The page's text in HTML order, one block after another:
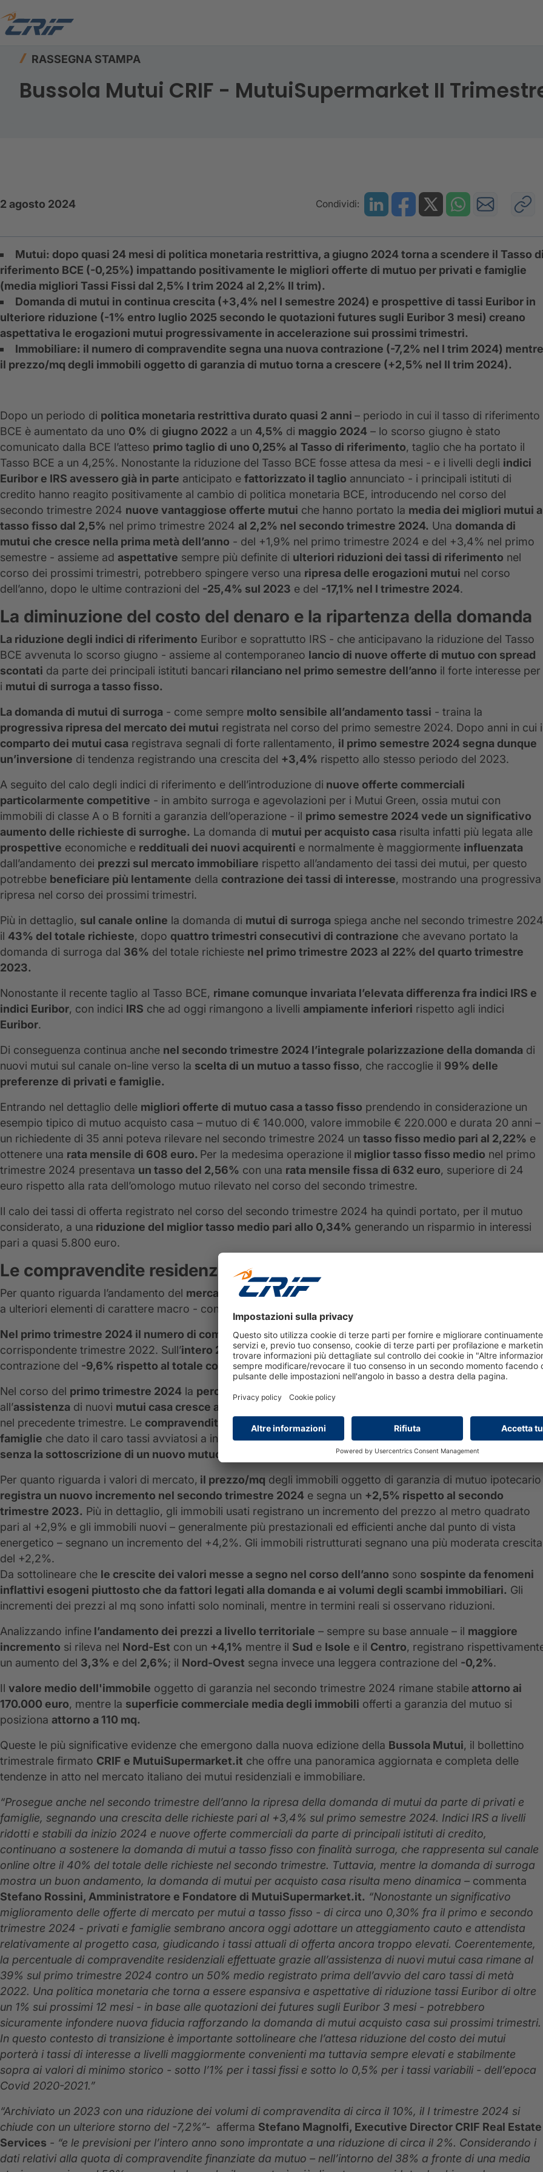
Home
RASSEGNA STAMPA
Bussola Mutui CRIF - MutuiSupermarket II
2 agosto 2024 Condividi:
Mutui: dopo quasi 24 mesi di politica monetaria restrittiva, a giugno 2024 torna a scendere il Tasso
riferimento BCE (-0,25%) impattando positivamente le migliori offerte di mutuo per privati e famiglie
(media migliori Tassi Fissi dal 2,5% I trim 2024 al 2,2% II trim).
Domanda di mutui in continua crescita (+3,4% nel I semestre 2024) e prospettive di tassi Euribor in
ulteriore riduzione (-1% entro luglio 2025 secondo le quotazioni futures sugli Euribor 3 mesi) creano
aspettativa le erogazioni mutui progressivamente in accelerazione sui prossimi trimestri.
Immobiliare: il numero di compravendite segna una nuova contrazione (-7,2% nel I trim 2024) mentre
il prezzo/mq degli immobili oggetto di garanzia di mutuo torna a crescere (+2,5% nel II trim 2024).
Dopo un periodo di politica monetaria restrittiva durato quasi 2 anni – periodo in cui il tasso di riferimento
BCE è aumentato da uno 0% di giugno 2022 a un 4,5% di maggio 2024 – lo scorso giugno è stato
comunicato dalla BCE l’atteso primo taglio di uno 0,25% al Tasso di riferimento, taglio che ha portato il
Tasso BCE a un 4,25%. Nonostante la riduzione del Tasso BCE fosse attesa da mesi - e i livelli degli indici
Euribor e IRS avessero già in parte anticipato e fattorizzato il taglio annunciato - i principali istituti di
credito hanno reagito positivamente al cambio di politica monetaria BCE, introducendo nel corso del
secondo trimestre 2024 nuove vantaggiose offerte mutui che hanno portato la media dei migliori mutui a
tasso fisso dal 2,5% nel primo trimestre 2024 al 2,2% nel secondo trimestre 2024. Una domanda di
mutui che cresce nella prima metà dell’anno - del +1,9% nel primo trimestre 2024 e del +3,4% nel primo
semestre - assieme ad aspettative sempre più definite di ulteriori riduzioni dei tassi di riferimento nel
corso dei prossimi trimestri, potrebbero spingere verso una ripresa delle erogazioni mutui nel corso
dell’anno, dopo le ultime contrazioni del -25,4% sul 2023 e del -17,1% nel I trimestre 2024.
La diminuzione del costo del denaro e la ripartenza della domanda
La riduzione degli indici di riferimento Euribor e soprattutto IRS - che anticipavano la riduzione del Tasso
BCE avvenuta lo scorso giugno - assieme al contemporaneo lancio di nuove offerte di mutuo con spread
scontati da parte dei principali istituti bancari rilanciano nel primo semestre dell’anno il forte interesse per
i mutui di surroga a tasso fisso.
La domanda di mutui di surroga - come sempre molto sensibile all’andamento tassi - traina la
progressiva ripresa del mercato dei mutui registrata nel corso del primo semestre 2024. Dopo anni in cui
comparto dei mutui casa registrava segnali di forte rallentamento, il primo semestre 2024 segna dunque
un’inversione di tendenza registrando una crescita del +3,4% rispetto allo stesso periodo del 2023.
A seguito del calo degli indici di riferimento e dell’introduzione di nuove offerte commerciali
particolarmente competitive - in ambito surroga e agevolazioni per i Mutui Green, ossia mutui con
immobili di classe A o B forniti a garanzia dell’operazione - il primo semestre 2024 vede un significativo
aumento delle richieste di surroghe. La domanda di mutui per acquisto casa risulta infatti più legata alle
prospettive economiche e reddituali dei nuovi acquirenti e normalmente è maggiormente influenzata
dall’andamento dei prezzi sul mercato immobiliare rispetto all’andamento dei tassi dei mutui, per questo
potrebbe beneficiare più lentamente della contrazione dei tassi di interesse, mostrando una progressiva
ripresa nel corso dei prossimi trimestri.
Più in dettaglio, sul canale online la domanda di mutui di surroga spiega anche nel secondo trimestre 2024
il 43% del totale richieste, dopo quattro trimestri consecutivi di contrazione che avevano portato la
domanda di surroga dal 36% del totale richieste nel primo trimestre 2023 al 22% del quarto trimestre
2023.
Nonostante il recente taglio al Tasso BCE, rimane comunque invariata l’elevata differenza fra indici IRS e
indici Euribor, con indici IRS che ad oggi rimangono a livelli ampiamente inferiori rispetto agli indici
Euribor.
Di conseguenza continua anche nel secondo trimestre 2024 l’integrale polarizzazione della domanda di
nuovi mutui sul canale on-line verso la scelta di un mutuo a tasso fisso, che raccoglie il 99% delle
preferenze di privati e famiglie.
Entrando nel dettaglio delle migliori offerte di mutuo casa a tasso fisso prendendo in considerazione un
esempio tipico di mutuo acquisto casa – mutuo di € 140.000, valore immobile € 220.000 e durata 20 anni –
un richiedente di 35 anni poteva rilevare nel secondo trimestre 2024 un tasso fisso medio pari al 2,22% e
ottenere una rata mensile di 608 euro. Per la medesima operazione il miglior tasso fisso medio nel primo
trimestre 2024 presentava un tasso del 2,56% con una rata mensile fissa di 632 euro, superiore di 24
euro rispetto alla rata dell’omologo mutuo rilevato nel corso del secondo trimestre.
Il calo dei tassi di offerta registrato nel corso del secondo trimestre 2024 ha quindi portato, per il mutuo
considerato, a una riduzione del miglior tasso medio pari allo 0,34% generando un risparmio in interessi
pari a quasi 5.800 euro.
Le compravendite residenziali: -7,2% nel secondo trimestre 2024
Per quanto riguarda l’andamento del mercato immobiliarenel primo trimestre 2024,
a ulteriori elementi di carattere macro - continuano
Nel primo trimestre 2024 il numero di compravendite residenziali si contrae infatti del -7,2%rispetto al
corrispondente trimestre 2022. Sull’intero 2023le compravendite residenziali sono risultate 709.591, in
contrazione del -9,6% rispetto al totale compravendite dell’anno 2022.
Nel corso del primo trimestre 2024 la percentuale di compravendite residenziali
all’assistenza di nuovi mutui casa cresce al 38,6%
nel precedente trimestre. Le compravendite residenziali restano dunque sempretrainate da privati
famiglie che dato il caro tassi avviatosi a inizio 2022 preferiscono procedere all’acquisto dell’abitazione
senza la sottoscrizione di un nuovo mutuo.
Per quanto riguarda i valori di mercato, il prezzo/mq degli immobili oggetto di garanzia di mutuo ipotecario
registra un nuovo incremento nel secondo trimestre 2024 e segna un +2,5% rispetto al secondo
trimestre 2023. Più in dettaglio, gli immobili usati registrano un incremento del prezzo al metro quadrato
pari al +2,9% e gli immobili nuovi – generalmente più prestazionali ed efficienti anche dal punto di vista
energetico – segnano un incremento del +4,2%. Gli immobili ristrutturati segnano una più moderata crescita
del +2,2%.
Da sottolineare che le crescite dei valori messe a segno nel corso dell’anno sono sospinte da fenomeni
inflattivi esogeni piuttosto che da fattori legati alla domanda e ai volumi degli scambi immobiliari. Gli
incrementi dei prezzi al mq sono infatti solo nominali, mentre in termini reali si osservano riduzioni.
Analizzando infine l’andamento dei prezzi a livello territoriale – sempre su base annuale – il maggiore
incremento si rileva nel Nord-Est con un +4,1% mentre il Sud e Isole e il Centro, registrano
un aumento del 3,3% e del 2,6%; il Nord-Ovest segna invece una leggera contrazione del -0,2%.
Il valore medio dell'immobile oggetto di garanzia nel secondo trimestre 2024 rimane stabileattorno ai
170.000 euro, mentre la superficie commerciale media degli immobili offerti a garanzia del mutuo si
posiziona attorno a 110 mq.
Queste le più significative evidenze che emergono dalla nuova edizione della Bussola Mutui, il bollettino
trimestrale firmato CRIF e MutuiSupermarket.it che offre una panoramica aggiornata e completa delle
tendenze in atto nel mercato italiano dei mutui residenziali e immobiliare.
“Prosegue anche nel secondo trimestre dell’anno la ripresa della domanda di mutui da parte di privati e
famiglie, segnando una crescita delle richieste pari al +3,4% sul primo semestre 2024. Indici IRS a livelli
ridotti e stabili da inizio 2024 e nuove offerte commerciali da parte di principali istituti di credito,
continuano a sostenere la domanda di mutui a tasso fisso con finalità surroga, che rappresenta sul canale
online oltre il 40% del totale delle richieste nel secondo trimestre. Tuttavia, mentre la domanda di surroga
mostra un buon andamento, la domanda di mutui per acquisto casa risulta meno dinamica – commenta
Stefano Rossini, Amministratore e Fondatore di MutuiSupermarket.it. “Nonostante un significativo
miglioramento delle offerte di mercato per mutui a tasso fisso - di circa uno 0,30% fra il primo e secondo
trimestre 2024 - privati e famiglie sembrano ancora oggi adottare un atteggiamento cauto e attendista
relativamente al progetto casa, giudicando i tassi attuali di offerta ancora troppo elevati. Coerentemente,
la percentuale di compravendite residenziali effettuate grazie all’assistenza di nuovi mutui casa rimane al
39% sul primo trimestre 2024 contro un 50% medio registrato prima dell’avvio del caro tassi di metà
2022. Una politica monetaria che torna a essere espansiva e aspettative di riduzione tassi Euribor di oltre
un 1% sui prossimi 12 mesi - in base alle quotazioni dei futures sugli Euribor 3 mesi - potrebbero
sicuramente infondere nuova fiducia rafforzando la domanda di mutui acquisto casa sui prossimi trimestri.
In questo contesto di transizione è importante sottolineare che l’attesa riduzione del costo dei mutui
porterà i tassi di interesse a livelli maggiormente convenienti ma tuttavia sempre elevati e stabilmente
sopra ai valori di minimo storico - sotto l’1% per i tassi fissi e sotto lo 0,5% per i tassi variabili - dell’epoca
Covid 2020-2021.”
“Archiviato un 2023 con una riduzione dei volumi di compravendita di circa il 10%, il I trimestre 2024 si
chiude con un ulteriore storno del -7,2%”- afferma Stefano Magnolfi, Executive Director CRIF Real Estate
Services - “e le previsioni per l’intero anno sono improntate a una riduzione di circa il 2%. Considerando i
dati relativi alla quota di compravendite finanziate da mutuo – nell’intorno del 38% a fronte di una media